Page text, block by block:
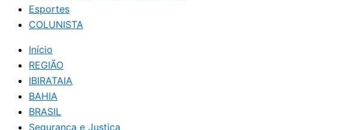
Esportes
COLUNISTA
Início
REGIÃO
IBIRATAIA
BAHIA
BRASIL
Segurança e Justiça